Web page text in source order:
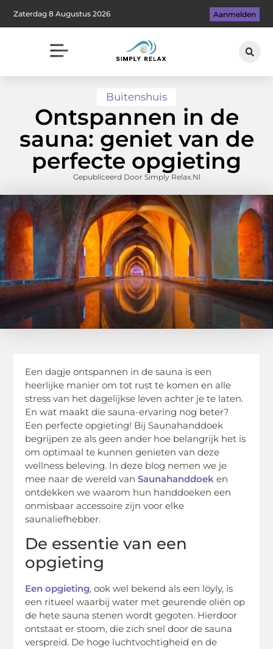
Zaterdag 8 Augustus 2026 Aanmelden
Buitenshuis
Ontspannen in de
sauna: geniet van de
perfecte opgieting
Gepubliceerd Door Simply Relax.nl
Een dagje ontspannen in de sauna is een
heerlijke manier om tot rust te komen en alle
stress van het dagelijkse leven achter je te laten.
En wat maakt die sauna-ervaring nog beter?
Een perfecte opgieting! Bij Saunahanddoek
begrijpen ze als geen ander hoe belangrijk het is
om optimaal te kunnen genieten van deze
wellness beleving. In deze blog nemen we je
mee naar de wereld van Saunahanddoek en
ontdekken we waarom hun handdoeken een
onmisbaar accessoire zijn voor elke
saunaliefhebber.
De essentie van een
opgieting
Een opgieting, ook wel bekend als een löyly, is
een ritueel waarbij water met geurende oliën op
de hete sauna stenen wordt gegoten. Hierdoor
ontstaat er stoom, die zich snel door de sauna
verspreid. De hoge luchtvochtigheid en de